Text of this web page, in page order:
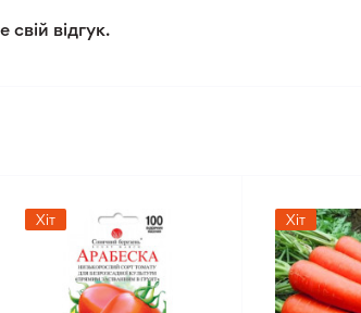
відгук.
Хіт Хіт